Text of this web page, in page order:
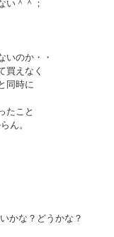
い＾＾；
いのか・・
買えなく
同時に
たこと
ん。
かな？どうかな？